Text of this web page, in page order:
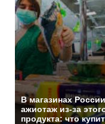
В магазинах России
ажиотаж из-за
продукта: что